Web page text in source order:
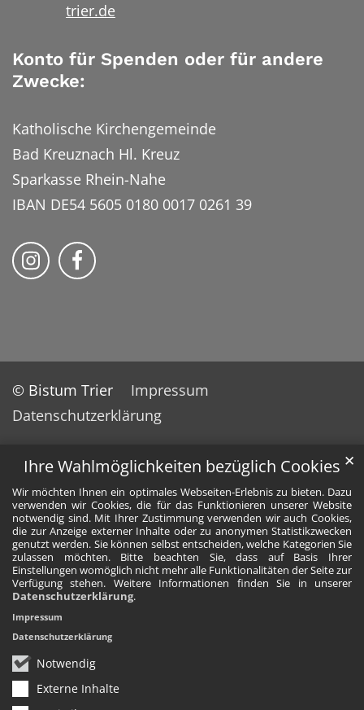
Ihre Wahlmöglichkeiten bezüglich Cookies
Wir möchten Ihnen ein optimales Webseiten-Erlebnis zu bieten. Dazu
verwenden wir Cookies, die für das Funktionieren unserer Website
notwendig sind. Mit Ihrer Zustimmung verwenden wir auch Cookies,
die zur Anzeige externer Inhalte oder zu anonymen Statistikzwecken
genutzt werden. Sie können selbst entscheiden, welche Kategorien Sie
zulassen möchten. Bitte beachten Sie, dass auf Basis Ihrer
Einstellungen womöglich nicht mehr alle Funktionalitäten der Seite zur
Verfügung stehen. Weitere Informationen finden Sie in unserer
Datenschutzerklärung.
Notwendig
Externe Inhalte
✕
Impressum
Datenschutzerklärung
trier.de
Konto für Spenden oder für andere
Zwecke:
Katholische Kirchengemeinde
Bad Kreuznach Hl. Kreuz
Sparkasse Rhein-Nahe
IBAN DE54 5605 0180 0017 0261 39
Bistum Trier auf Instragram
Bistum Trier auf Facebook
© Bistum Trier
Impressum
Datenschutzerklärung